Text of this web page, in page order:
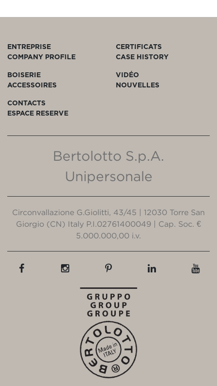
ENTREPRISE
COMPANY PROFILE
CERTIFICATS
CASE HISTORY
BOISERIE
ACCESSOIRES
VIDÉO
NOUVELLES
CONTACTS
ESPACE RESERVE
Bertolotto S.p.A.
Unipersonale
Circonvallazione G.Giolitti, 43/45 | 12030 Torre San
Giorgio (CN) Italy P.I.02761400049 | Cap. Soc. €
5.000.000,00 i.v.